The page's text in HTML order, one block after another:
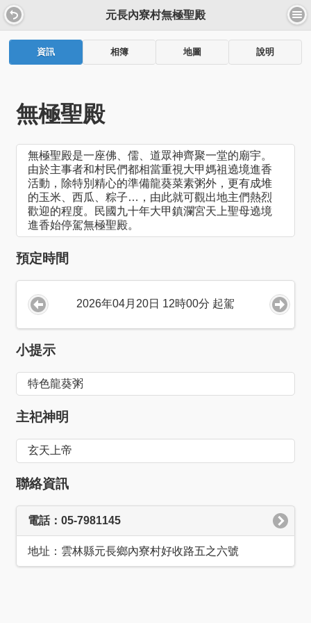
元長內寮村無極聖殿
資訊 相簿 地圖 說明
無極聖殿
無極聖殿是一座佛、儒、道眾神齊聚一堂的廟宇。
由於主事者和村民們都相當重視大甲媽祖遶境進香
活動，除特別精心的準備龍葵菜素粥外，更有成堆
的玉米、西瓜、粽子…，由此就可觀出地主們熱烈
歡迎的程度。民國九十年大甲鎮瀾宮天上聖母遶境
進香始停駕無極聖殿。
預定時間
2026年04月20日 12時00分 起駕
小提示
特色龍葵粥
主祀神明
玄天上帝
聯絡資訊
電話：05-7981145
地址：雲林縣元長鄉內寮村好收路五之六號